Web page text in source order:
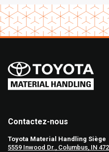
Contactez-nous
Toyota Material Handling Siège
5559 Inwood Dr., Columbus, IN